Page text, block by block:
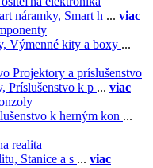
náramky, Smart h ... viac
Výmenné kity a boxy ...
Projektory a príslušenstvo
Príslušenstvo k p ... viac
k herným kon ...
realita
Stanice a s ... viac